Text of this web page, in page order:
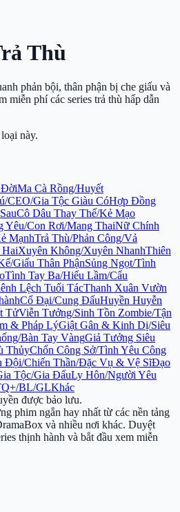
Thù
phản bội, thân phận bị che giấu và
miễn phí các series trả thù hấp dẫn
này.
ĐờiMa Cà Rồng/Huyết
CEO/Gia Tộc Giàu CóHợp Đồng
Cô Dâu Thay Thế/Kẻ Mạo
Yêu/Con Rơi/Mang ThaiNữ Chính
MạnhTrả Thù/Phản Công/Vả
Xuyên Không/Xuyên NhanhThiên
Giấu Thân PhậnSủng Ngọt/Tình
Tình Tay Ba/Hiểu Lầm/Cẩu
Lệch Tuổi TácThanh Xuân Vườn
Cổ Đại/Cung ĐấuHuyền Huyễn
TửViễn Tưởng/Sinh Tồn Zombie/Tận
& Pháp LýGiật Gân & Kinh Dị/Siêu
Bàn Tay VàngGiả Tưởng Siêu
ThủyChốn Công Sở/Tình Yêu Công
Đội/Chiến Thần/Đặc Vụ & Vệ SĩĐạo
Tộc/Gia ĐấuLy Hôn/Người Yêu
BL/GLKhác
được bảo lưu.
phim ngắn hay nhất từ các nền tảng
và nhiều nơi khác. Duyệt
thịnh hành và bắt đầu xem miễn